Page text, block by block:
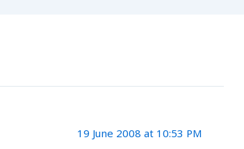
19 June 2008 at 10:53 PM